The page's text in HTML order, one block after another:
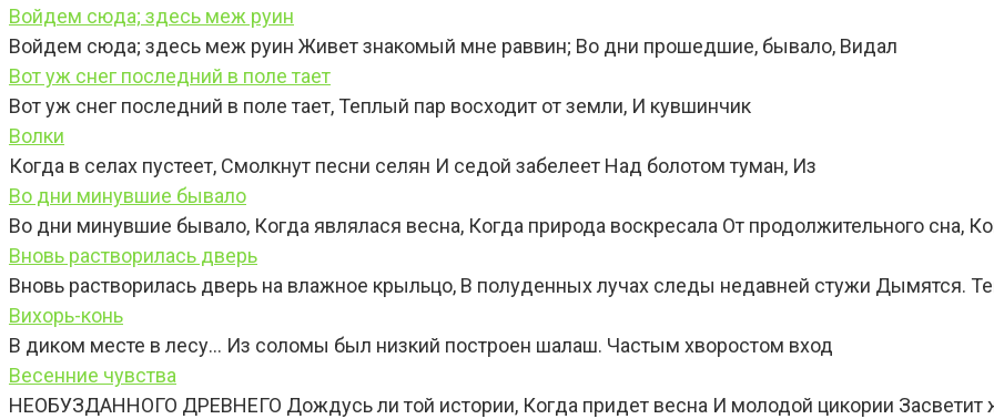
Войдем сюда; здесь меж руин
Войдем сюда; здесь меж руин Живет знакомый мне раввин; Во дни прошедшие, бывало, Видал
Вот уж снег последний в поле тает
Вот уж снег последний в поле тает, Теплый пар восходит от земли, И кувшинчик
Волки
Когда в селах пустеет, Смолкнут песни селян И седой забелеет Над болотом туман, Из
Во дни минувшие бывало
Во дни минувшие бывало, Когда являлася весна, Когда природа воскресала От продолжительного сна,
Вновь растворилась дверь
Вновь растворилась дверь на влажное крыльцо, В полуденных лучах следы недавней стужи Дымятся.
Вихорь-конь
В диком месте в лесу… Из соломы был низкий построен шалаш. Частым хворостом вход
Вeсeнние чувства
НЕОБУЗДАННОГО ДРЕВНЕГО Дождусь ли той истории, Когда придет весна И молодой цикории Засветит